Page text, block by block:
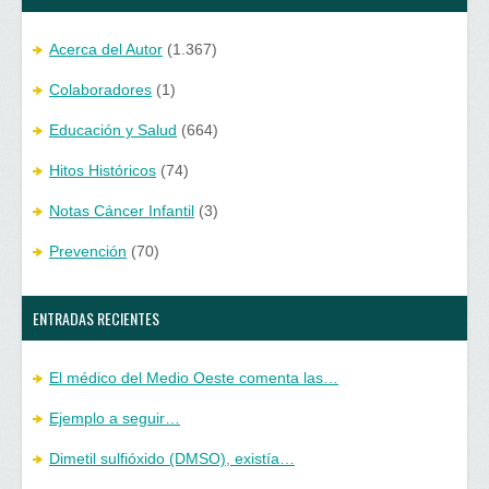
Acerca del Autor (1.367)
Colaboradores (1)
Educación y Salud (664)
Hitos Históricos (74)
Notas Cáncer Infantil (3)
Prevención (70)
ENTRADAS RECIENTES
El médico del Medio Oeste comenta las…
Ejemplo a seguir…
Dimetil sulfióxido (DMSO), existía…